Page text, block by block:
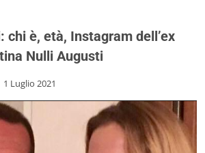
chi è, età, Instagram dell’ex
Nulli Augusti
1 Luglio 2021